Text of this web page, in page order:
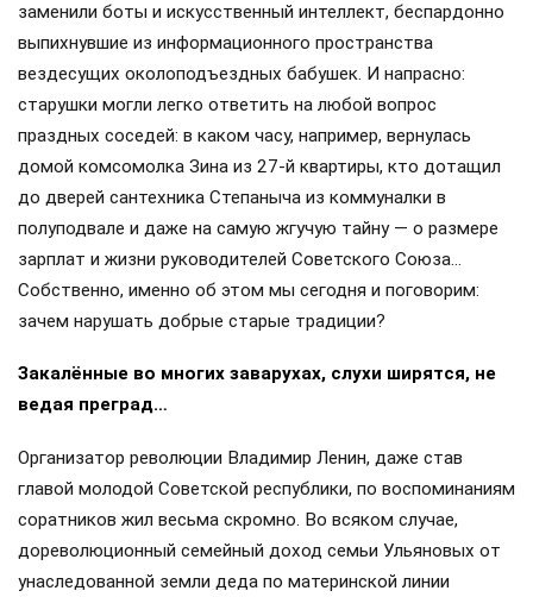
заменили боты и искусственный интеллект, беспардонно
выпихнувшие из информационного пространства
вездесущих околоподъездных бабушек. И напрасно:
старушки могли легко ответить на любой вопрос
праздных соседей: в каком часу, например, вернулась
домой комсомолка Зина из 27-й квартиры, кто дотащил
до дверей сантехника Степаныча из коммуналки в
полуподвале и даже на самую жгучую тайну — о размере
зарплат и жизни руководителей Советского Союза…
Собственно, именно об этом мы сегодня и поговорим:
зачем нарушать добрые старые традиции?
Закалённые во многих заварухах, слухи ширятся, не
ведая преград…
Организатор революции Владимир Ленин, даже став
главой молодой Советской республики, по воспоминаниям
соратников жил весьма скромно. Во всяком случае,
дореволюционный семейный доход семьи Ульяновых от
унаследованной земли деда по материнской линии